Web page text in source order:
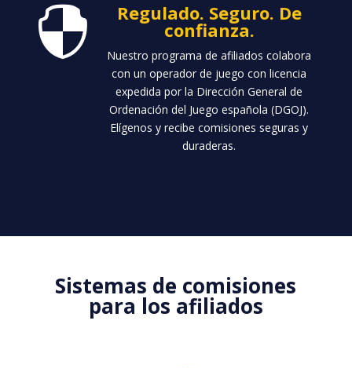
 Regulado. Seguro. De
confianza.
Nuestro programa de afiliados colabora
con un operador de juego con licencia
expedida por la Dirección General de
Ordenación del Juego española (DGOJ).
Elígenos y recibe comisiones seguras y
duraderas.
Sistemas de comisiones
para los afiliados